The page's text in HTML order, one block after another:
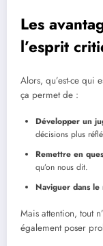
Les
l’esprit
Alors, qu’est-ce qui
ça permet de :
Développer un
décisions plus
Remettre en
qu’on nous dit.
Naviguer dans
Mais attention, tout
également poser